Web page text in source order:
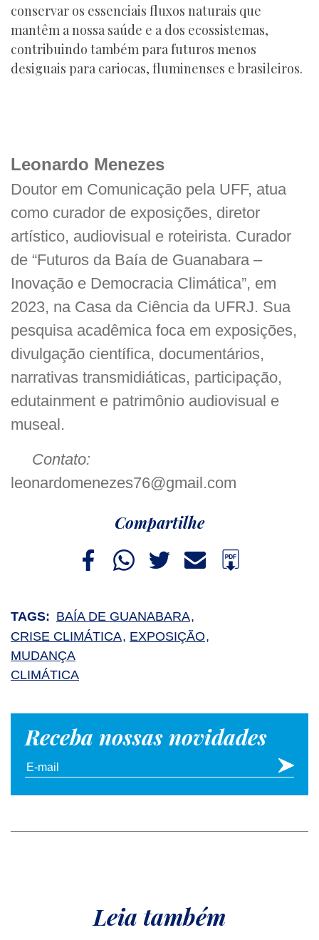
conservar os essenciais fluxos naturais que
mantêm a nossa saúde e a dos ecossistemas,
contribuindo também para futuros menos
desiguais para cariocas, fluminenses e brasileiros.
Leonardo Menezes
Doutor em Comunicação pela UFF, atua
como curador de exposições, diretor
artístico, audiovisual e roteirista. Curador
de “Futuros da Baía de Guanabara –
Inovação e Democracia Climática”, em
2023, na Casa da Ciência da UFRJ. Sua
pesquisa acadêmica foca em exposições,
divulgação científica, documentários,
narrativas transmidiáticas, participação,
edutainment e patrimônio audiovisual e
museal.
Contato:
leonardomenezes76@gmail.com
Compartilhe
TAGS: BAÍA DE GUANABARA
CRISE CLIMÁTICA EXPOSIÇÃO
MUDANÇA
CLIMÁTICA
Receba nossas novidades
Leia também